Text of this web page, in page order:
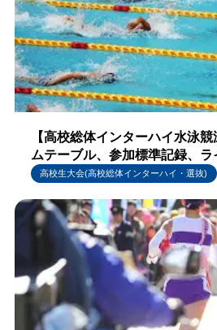
【高校総体インターハイ水泳
ムテーブル、参加標準記録、ラ
高校生大会(高校総体インターハイ・選抜)